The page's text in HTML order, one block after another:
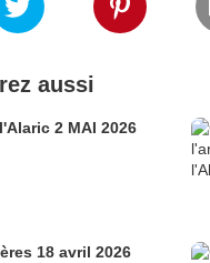
aussi
2 MAI 2026
18 avril 2026